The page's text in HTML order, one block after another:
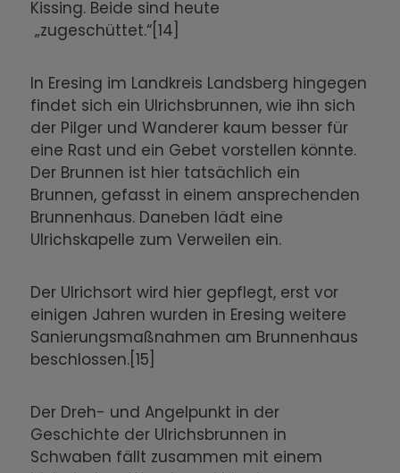
Kissing. Beide sind heute
„zugeschüttet.“[14]
In Eresing im Landkreis Landsberg hingegen
findet sich ein Ulrichsbrunnen, wie ihn sich
der Pilger und Wanderer kaum besser für
eine Rast und ein Gebet vorstellen könnte.
Der Brunnen ist hier tatsächlich ein
Brunnen, gefasst in einem ansprechenden
Brunnenhaus. Daneben lädt eine
Ulrichskapelle zum Verweilen ein.
Der Ulrichsort wird hier gepflegt, erst vor
einigen Jahren wurden in Eresing weitere
Sanierungsmaßnahmen am Brunnenhaus
beschlossen.[15]
Der Dreh- und Angelpunkt in der
Geschichte der Ulrichsbrunnen in
Schwaben fällt zusammen mit einem